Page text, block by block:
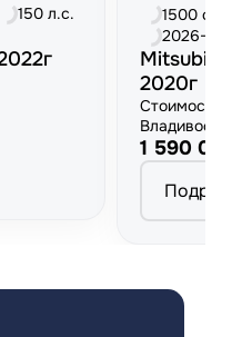
150 л.с.
1500 cm
2026-
2020г
Стоимость
1 590